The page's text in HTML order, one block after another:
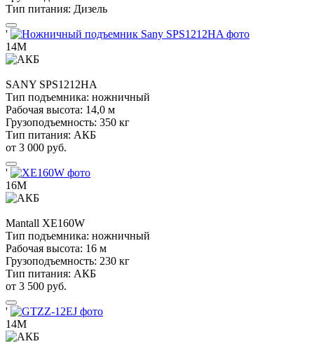
Тип питания: Дизель
'
14М
SANY SPS1212HA
Тип подъемника: ножничный
Рабочая высота: 14,0 м
Грузоподъемность: 350 кг
Тип питания: АКБ
от 3 000 руб.
'
16М
Mantall XE160W
Тип подъемника: ножничный
Рабочая высота: 16 м
Грузоподъемность: 230 кг
Тип питания: АКБ
от 3 500 руб.
'
14М